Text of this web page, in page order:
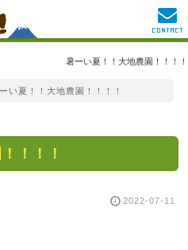
暑ーい夏！！大地農園！！！！
い夏！！大地農園！！！！
！！！
2022-07-11
CONTACT